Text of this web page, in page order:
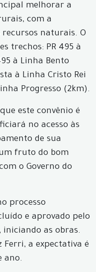
melhorar a
com a
recursos naturais. O
trechos: PR 495 à
à Linha Bento
à Linha Cristo Rei
Progresso (2km).
este convênio é
no acesso às
de sua
fruto do bom
o Governo do
processo
e aprovado pelo
iniciando as obras.
Ferri, a expectativa é
ano.